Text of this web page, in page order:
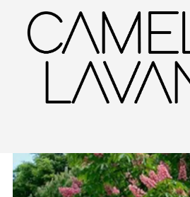
Inicio Planta Árboles Ornamentales